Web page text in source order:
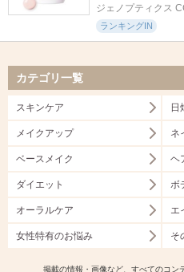
ジェノプティクス
ランキングIN
カテゴリ一覧
スキンケア 日
メイクアップ ネ
ベースメイク ヘ
ダイエット ボ
オーラルケア エ
女性特有のお悩み そ
掲載の情報・画像など、すべてのコン